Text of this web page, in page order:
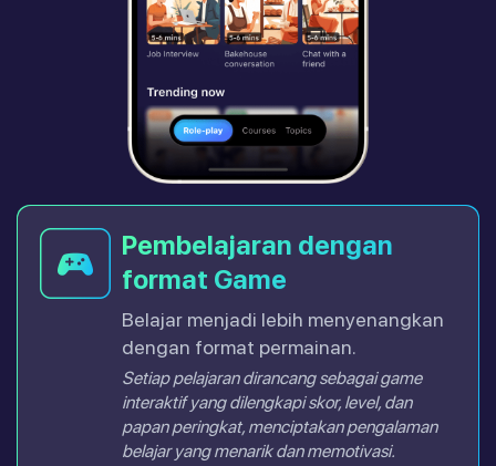
Pembelajaran dengan
format Game
Belajar menjadi lebih menyenangkan
dengan format permainan.
Setiap pelajaran dirancang sebagai game
interaktif yang dilengkapi skor, level, dan
papan peringkat, menciptakan pengalaman
belajar yang menarik dan memotivasi.